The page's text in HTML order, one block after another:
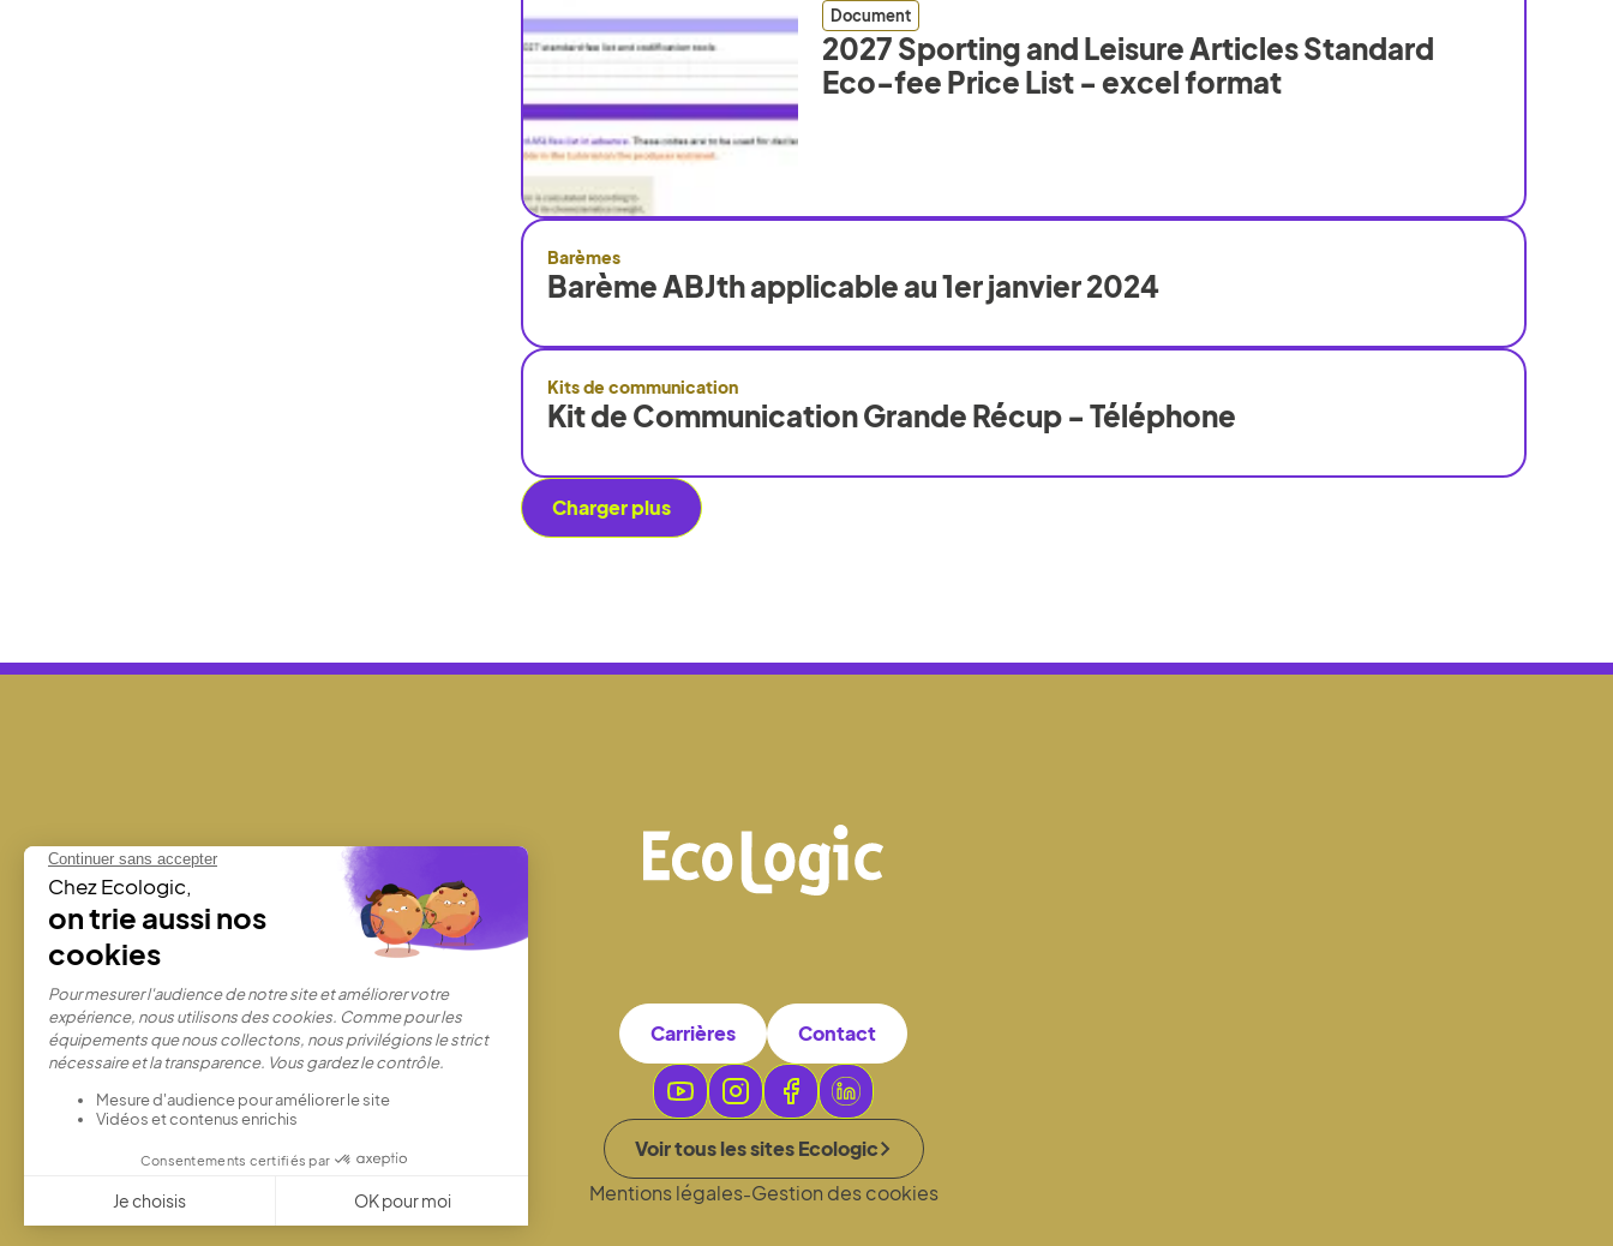
Document
2027 Sporting and Leisure Articles Standard
Eco-fee Price List - excel format
Barèmes
Barème ABJth applicable au 1er janvier 2024
Kits de communication
Kit de Communication Grande Récup - Téléphone
Charger plus
Carrières Contact
Voir tous les sites Ecologic
Mentions légales Gestion des cookies